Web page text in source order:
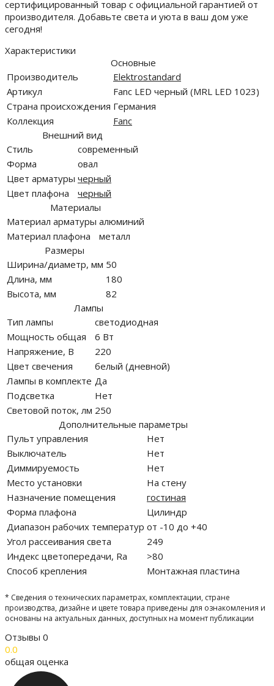
сертифицированный товар с официальной гарантией от
производителя. Добавьте света и уюта в ваш дом уже
сегодня!
Характеристики
Основные
Производитель
Elektrostandard
Артикул
Fanc LED черный (MRL LED 1023)
Страна происхождения Германия
Коллекция
Fanc
Внешний вид
Стиль
современный
Форма
овал
Цвет арматуры черный
Цвет плафона
черный
Материалы
Материал арматуры алюминий
Материал плафона
металл
Размеры
Ширина/диаметр, мм 50
Длина, мм
180
Высота, мм
82
Лампы
Тип лампы
светодиодная
Мощность общая
6 Вт
Напряжение, В
220
Цвет свечения
белый (дневной)
Лампы в комплекте Да
Подсветка
Нет
Световой поток, лм 250
Дополнительные параметры
Пульт управления
Нет
Выключатель
Нет
Диммируемость
Нет
Место установки
На стену
Назначение помещения
гостиная
Форма плафона
Цилиндр
Диапазон рабочих температур от -10 до +40
Угол рассеивания света
249
Индекс цветопередачи, Ra
>80
Способ крепления
Монтажная пластина
* Сведения о технических параметрах, комплектации, стране
производства, дизайне и цвете товара приведены для ознакомления и
основаны на актуальных данных, доступных на момент публикации
Отзывы 0
0.0
общая оценка